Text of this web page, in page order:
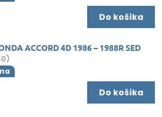
Do košíka
ACCORD 4D 1986 – 1988R SED
Do košíka